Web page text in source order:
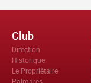
Club
Direction
Historique
Le Propriètaire